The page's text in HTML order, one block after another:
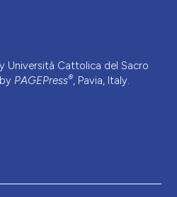
Università Cattolica del Sacro
PAGEPress®, Pavia, Italy.